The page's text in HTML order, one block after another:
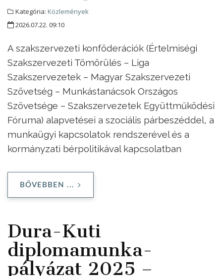
Kategória: Közlemények
2026.07.22. 09:10
A szakszervezeti konföderációk (Értelmiségi
Szakszervezeti Tömörülés – Liga
Szakszervezetek – Magyar Szakszervezeti
Szövetség – Munkástanácsok Országos
Szövetsége – Szakszervezetek Együttműködési
Fóruma) alapvetései a szociális párbeszéddel, a
munkaügyi kapcsolatok rendszerével és a
kormányzati bérpolitikával kapcsolatban
BŐVEBBEN ...
Dura-Kuti
diplomamunka-
pályázat 2025 –